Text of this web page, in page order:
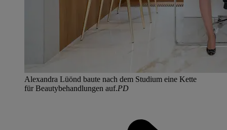
Alexandra Lüönd baute nach dem Studium eine Kette
für Beautybehandlungen auf.PD